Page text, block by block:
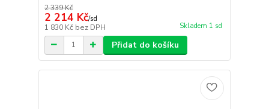
2 339 Kč
2 214 Kč/sd
1 830 Kč bez DPH Skladem 1 sd
Přidat do košíku